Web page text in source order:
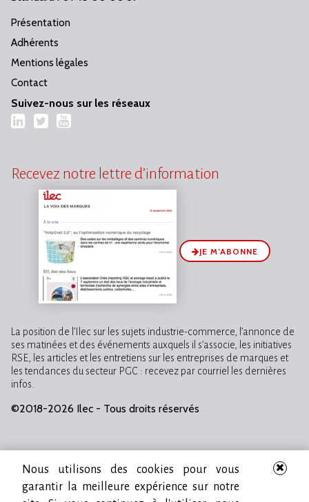
Présentation
Adhérents
Mentions légales
Contact
Suivez-nous sur les réseaux
LinkedIn
TwitterYouTube
Recevez notre lettre d’information
JE M’ABONNE
La position de l’Ilec sur les sujets industrie-commerce, l’annonce de
ses matinées et des événements auxquels il s’associe, les initiatives
RSE, les articles et les entretiens sur les entreprises de marques et
les tendances du secteur PGC : recevez par courriel les dernières
infos.
©2018-2026 Ilec - Tous droits réservés
Nous utilisons des cookies pour vous
garantir la meilleure expérience sur notre